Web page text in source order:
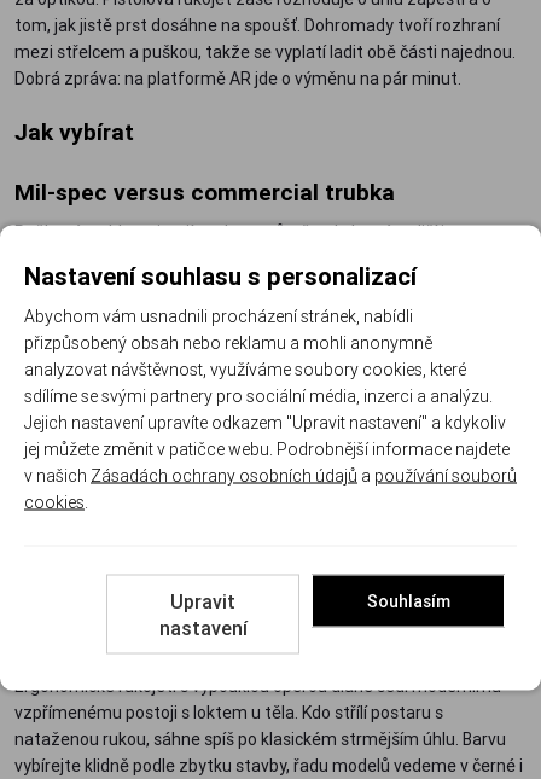
tom, jak jistě prst dosáhne na spoušť. Dohromady tvoří rozhraní
mezi střelcem a puškou, takže se vyplatí ladit obě části najednou.
Dobrá zpráva: na platformě AR jde o výměnu na pár minut.
Jak vybírat
Mil-spec versus commercial trubka
Pažbové trubky existují ve dvou průměrech, které se liší jen o
UTG OPS Ready v commercial provedení, na mil-spec trubce klape
a naopak nejde nasadit. Před objednávkou trubku změřte nebo
zkontrolujte značení spodního pouzdra.
Teleskopická pažba a lícnice
Nastavení délky– teleskop přizpůsobí zbraň vrstvám oblečení i
různým střelcům.
Lícnice
rovnou s bufferem H2, ušetříte jedno rozhodování.
Rukojeť a úhel
Ergonomické rukojeti s vypouklou opěrou dlaně sedí modernímu
vzpřímenému postoji s loktem u těla. Kdo střílí postaru s
nataženou rukou, sáhne spíš po klasickém strmějším úhlu. Barvu
vybírejte klidně podle zbytku stavby, řadu modelů vedeme v černé i
Nastavení souhlasu s personalizací
Abychom vám usnadnili procházení stránek, nabídli
přizpůsobený obsah nebo reklamu a mohli anonymně
analyzovat návštěvnost, využíváme soubory cookies, které
sdílíme se svými partnery pro sociální média, inzerci a analýzu.
Jejich nastavení upravíte odkazem "Upravit nastavení" a kdykoliv
jej můžete změnit v patičce webu. Podrobnější informace najdete
v našich Zásadách ochrany osobních údajů a používání souborů
cookies
Upravit
nastavení
Souhlasím